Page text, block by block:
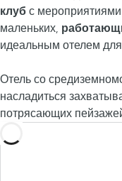
клуб с
маленьких,
идеальным отелем
Отель со
насладиться
потрясающих